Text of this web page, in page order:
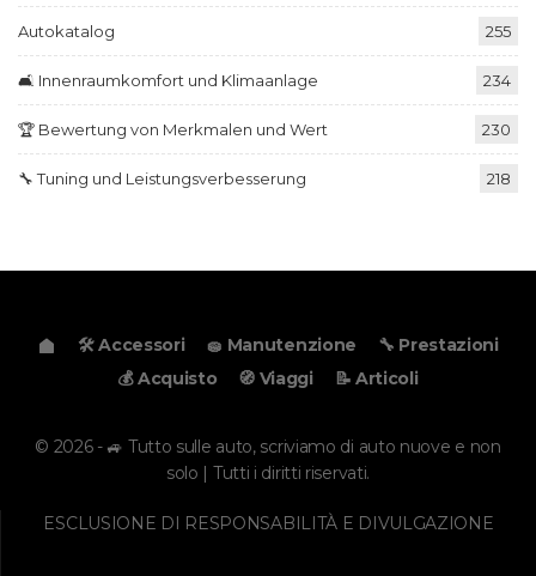
Autokatalog 255
🛋️ Innenraumkomfort und Klimaanlage 234
🏆 Bewertung von Merkmalen und Wert 230
🔧 Tuning und Leistungsverbesserung 218
🛠️ Accessori 🧽 Manutenzione
🔧 Prestazioni
💰 Acquisto
🧭 Viaggi 📝 Articoli
© 2026 - 🚙 Tutto sulle auto, scriviamo di auto nuove e non
solo | Tutti i diritti riservati.
ESCLUSIONE DI RESPONSABILITÀ E DIVULGAZIONE